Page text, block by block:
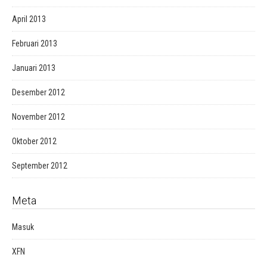
April 2013
Februari 2013
Januari 2013
Desember 2012
November 2012
Oktober 2012
September 2012
Meta
Masuk
XFN